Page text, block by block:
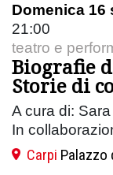
Domenica 16
21:00
teatro e
Biografie
Storie di
A cura di:
In
Carpi Palazzo